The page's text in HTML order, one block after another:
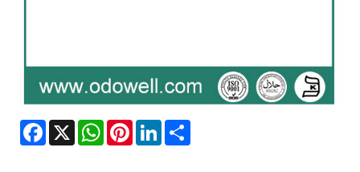
Facebook
X WhatsAppPinterestLinkedIn